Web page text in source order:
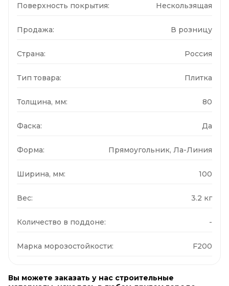
Поверхность покрытия: Нескользящая
Продажа: В розницу
Страна: Россия
Тип товара: Плитка
Толщина, мм: 80
Фаска: Да
Форма: Прямоугольник, Ла-Линия
Ширина, мм: 100
Вес: 3.2 кг
Количество в поддоне: -
Марка морозостойкости: F200
Вы можете заказать у нас строительные